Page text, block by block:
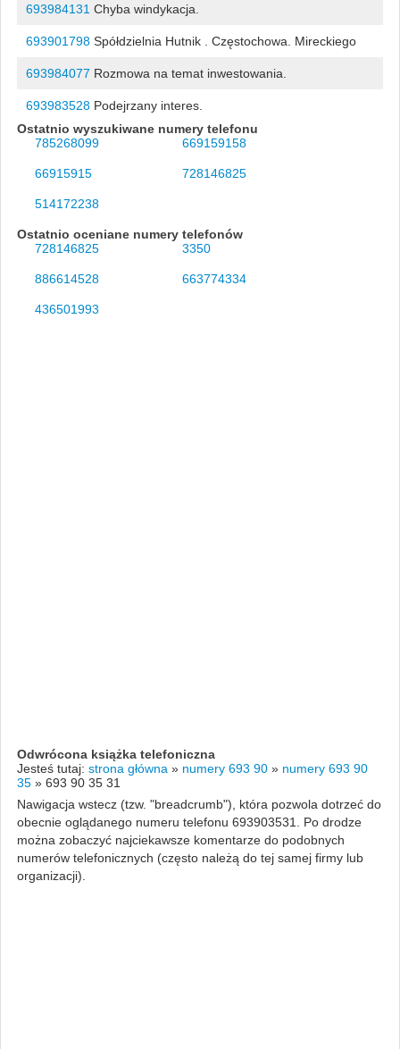
693984131 Chyba windykacja.
693901798Spółdzielnia Hutnik . Częstochowa. Mireckiego
693984077 Rozmowa na temat inwestowania.
693983528Podejrzany interes.
Ostatnio wyszukiwane numery telefonu
785268099
669159158
66915915 728146825
514172238
Ostatnio oceniane numery telefonów
728146825
3350
886614528 663774334
436501993
Odwrócona książka telefoniczna
Jesteś tutaj: strona główna » numery 693 90 » numery 693 90
35 » 693 90 35 31
Nawigacja wstecz (tzw. "breadcrumb"), która pozwola dotrzeć do
obecnie oglądanego numeru telefonu 693903531. Po drodze
można zobaczyć najciekawsze komentarze do podobnych
numerów telefonicznych (często należą do tej samej firmy lub
organizacji).